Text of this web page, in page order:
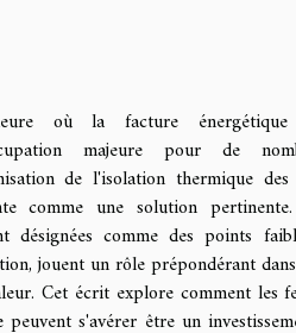
où la facture
majeure pour de
de l'isolation thermique
comme une solution
désignées comme des points
jouent un rôle prépondérant
Cet écrit explore comment les
peuvent s'avérer être un